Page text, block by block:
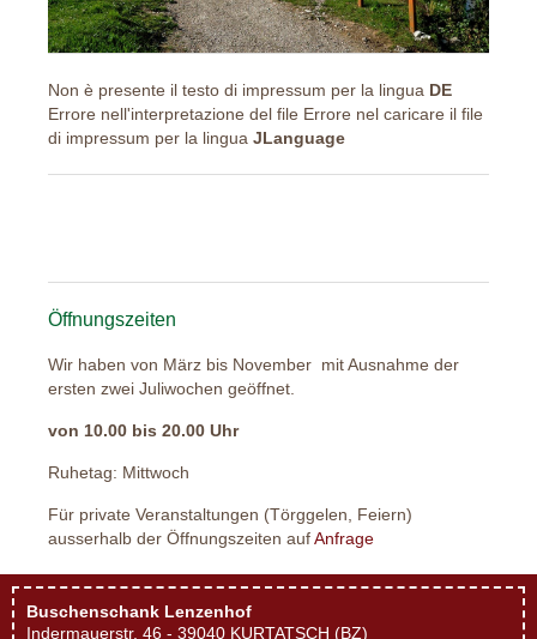
Non è presente il testo di impressum per la lingua DE
Errore nell'interpretazione del file Errore nel caricare il file
di impressum per la lingua JLanguage
Öffnungszeiten
Wir haben von März bis November mit Ausnahme der
ersten zwei Juliwochen geöffnet.
von 10.00 bis 20.00 Uhr
Ruhetag: Mittwoch
Für private Veranstaltungen (Törggelen, Feiern)
ausserhalb der Öffnungszeiten aufAnfrage
Buschenschank Lenzenhof
Indermauerstr. 46 - 39040 KURTATSCH (BZ)